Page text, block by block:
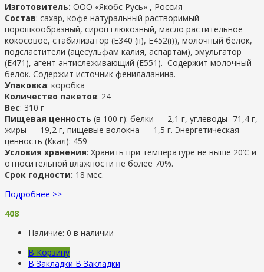
Изготовитель: ООО «Якобс Русь» , Россия
Состав: сахар, кофе натуральный растворимый
порошкообразный, сироп глюкозный, масло растительное
кокосовое, стабилизатор (Е340 (ii), Е452(i)), молочный белок,
подсластители (ацесульфам калия, аспартам), эмульгатор
(Е471), агент антислеживающий (Е551). Содержит молочный
белок. Содержит источник фенилаланина.
Упаковка: коробка
Количество пакетов: 24
Вес: 310 г
Пищевая ценность (в 100 г): белки — 2,1 г, углеводы -71,4 г,
жиры — 19,2 г, пищевые волокна — 1,5 г. Энергетическая
ценность (Ккал): 459
Условия хранения: Хранить при температуре не выше 20’С и
относительной влажности не более 70%.
Срок годности: 18 мес.
Подробнее >>
408
Наличие: 0 в наличии
В Корзину
В Закладки В Закладки